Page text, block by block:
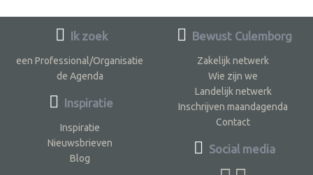
Ik zoek
een Professional/Organisatie
de Agenda
Inspiratie
Inspiratie
Nieuwsbrieven
Blog
Bewust Culemborg
Zakelijk netwerk
Wie zijn we
Landelijk netwerk
Inschrijven maandagenda
Contact
Social media